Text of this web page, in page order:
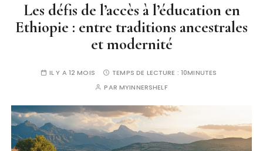
Les défis de l’accès à l’éducation en
Ethiopie : entre traditions ancestrales
et modernité
IL Y A 12 MOIS TEMPS DE LECTURE :10MINUTES
PAR MYINNERSHELF